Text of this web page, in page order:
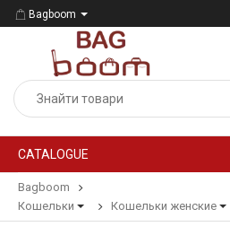
Bagboom
CATALOGUE
Bagboom
Кошельки
Кошельки женские